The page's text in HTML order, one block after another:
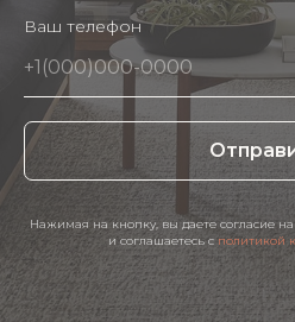
Ваш телефон
Нажимая на кнопку, вы даете согласие
и соглашаетесь c политикой